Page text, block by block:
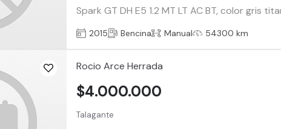
Spark GT DH E5 1.2 MT LT AC BT, color gris
2015 Bencina Manual 54300 km
Rocio Arce Herrada
Talagante
$4.000.000